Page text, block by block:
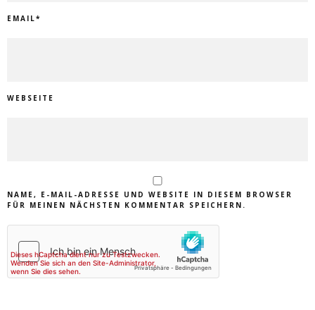
EMAIL*
WEBSEITE
NAME, E-MAIL-ADRESSE UND WEBSITE IN DIESEM BROWSER
FÜR MEINEN NÄCHSTEN KOMMENTAR SPEICHERN.